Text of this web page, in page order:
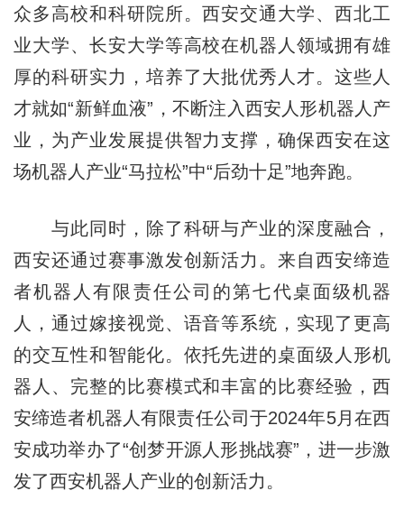
众多高校和科研院所。西安交通大学、西北工
业大学、长安大学等高校在机器人领域拥有雄
厚的科研实力，培养了大批优秀人才。这些人
才就如“新鲜血液”，不断注入西安人形机器人产
业，为产业发展提供智力支撑，确保西安在这
场机器人产业“马拉松”中“后劲十足”地奔跑。
与此同时，除了科研与产业的深度融合，
西安还通过赛事激发创新活力。来自西安缔造
者机器人有限责任公司的第七代桌面级机器
人，通过嫁接视觉、语音等系统，实现了更高
的交互性和智能化。依托先进的桌面级人形机
器人、完整的比赛模式和丰富的比赛经验，西
安缔造者机器人有限责任公司于2024年5月在西
安成功举办了“创梦开源人形挑战赛”，进一步激
发了西安机器人产业的创新活力。